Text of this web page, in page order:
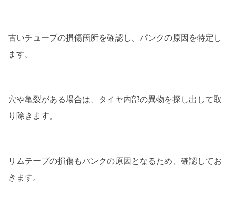
古いチューブの損傷箇所を確認し、パンクの原因を特定し
ます。
穴や亀裂がある場合は、タイヤ内部の異物を探し出して取
り除きます。
リムテープの損傷もパンクの原因となるため、確認してお
きます。